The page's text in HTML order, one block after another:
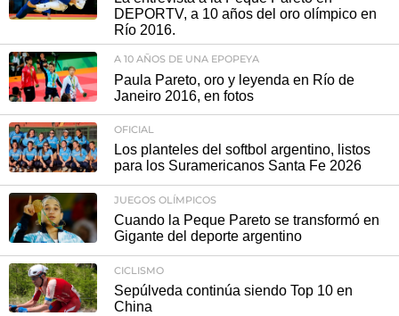
DEPORTV, a 10 años del oro olímpico en
Río 2016.
A 10 AÑOS DE UNA EPOPEYA
Paula Pareto, oro y leyenda en Río de
Janeiro 2016, en fotos
OFICIAL
Los planteles del softbol argentino, listos
para los Suramericanos Santa Fe 2026
JUEGOS OLÍMPICOS
Cuando la Peque Pareto se transformó en
Gigante del deporte argentino
CICLISMO
Sepúlveda continúa siendo Top 10 en
China